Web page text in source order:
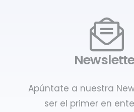
Apúntate a nuestra
ser el primer en